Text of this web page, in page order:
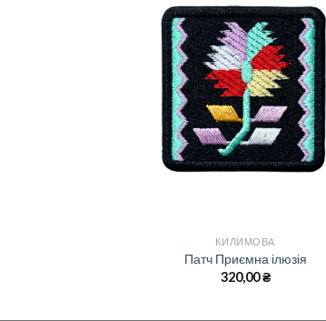
КИЛИМОВА
Патч Приємна ілюзія
320,00₴